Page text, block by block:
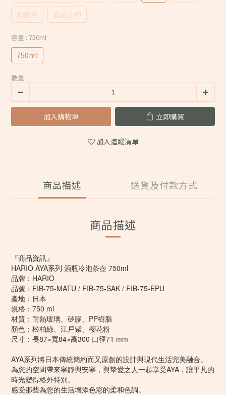
粉綠色
夏威夷橙
容量 : 750ml
750ml
數量
加入購物車 立即購買
加入追蹤清單
商品描述 送貨及付款方式
商品描述
『商品資訊』
HARIO AYA系列 酒瓶冷泡茶壺 750ml
品牌：HARIO
品號：FIB-75-MATU / FIB-75-SAK / FIB-75-EPU
產地：日本
規格：750 ml
材質：耐熱玻璃、矽膠、PP樹脂
顏色：松柏綠、江戶紫、櫻花粉
尺寸：長87×寬84×高300 口徑71 mm
AYA系列將日本傳統簡約而又原創的設計與現代生活完美融合。
為您的空間帶來寧靜與安寧，與摯愛之人一起享受AYA，讓平凡的
時光變得格外特別。
感受那些為您的生活增添色彩的柔和色調。